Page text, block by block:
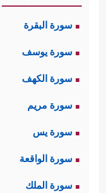
سورة البقرة
سورة يوسف
سورة الكهف
سورة مريم
سورة يس
سورة الواقعة
سورة الملك